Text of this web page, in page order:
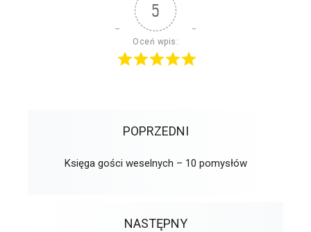
5
Oceń wpis:
POPRZEDNI
Księga gości weselnych – 10 pomysłów
NASTĘPNY